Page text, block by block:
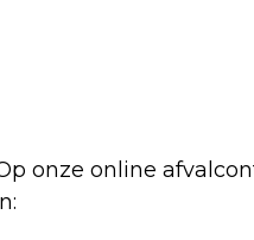
onze online